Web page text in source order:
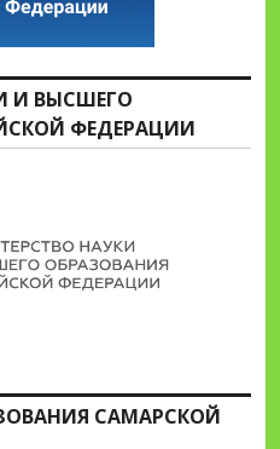
И ВЫСШЕГО
ФЕДЕРАЦИИ
САМАРСКОЙ